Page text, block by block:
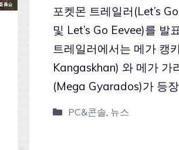
포켓몬 트레일러(Let’s
및 Let’s Go Eevee)를 발
트레일러에서는 메가 캥
Kangaskhan) 와 메가 가
(Mega Gyarados)가 등
PC&콘솔 뉴스